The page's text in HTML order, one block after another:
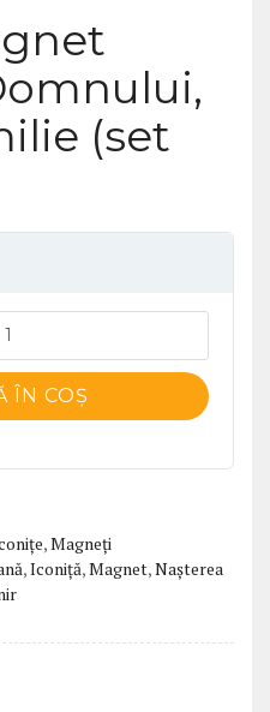
(set
ÎN COȘ
,Magneți
,Iconiță,Magnet,Nașterea